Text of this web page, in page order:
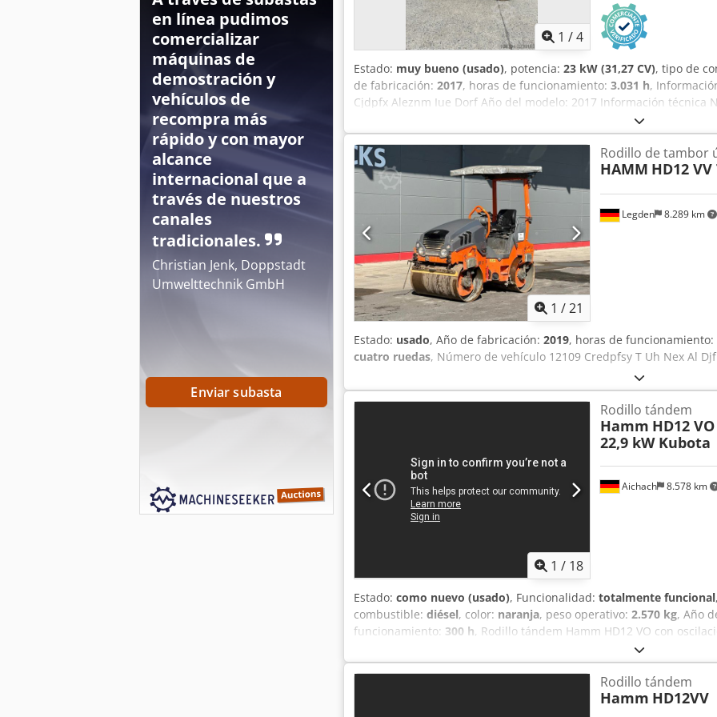
en línea pudimos
comercializar
máquinas de
demostración y
vehículos de
recompra más
rápido y con mayor
alcance
internacional que a
través de nuestros
canales
tradicionales.
Christian Jenk, Doppstadt
Umwelttechnik GmbH
Enviar subasta
1 /4
Estado: muy bueno (usado), potencia: 23 kW (31,27 CV), tipo de
de fabricación: 2017, horas de funcionamiento: 3.031 h,
Cjdpfx Aleznm Iue Dorf Año del modelo: 2017 Información técnica
a las ruedas Peso en vacío: 2.695 kg Características funcionales
Estado Estado técnico: muy bueno Estado estético: bueno
Información adicional Póngase en contacto con Ernst van Hek
1 /21
Legden 8.289 km
Rodillo de tambor
HAMM HD12
Estado: usado, Año de fabricación: 2019, horas de funcionamiento:
cuatro ruedas, Número de vehículo 12109 Credpfsy T Uh Nex Al
1 / 18
Aichach 8.578 km
Rodillo tándem
Hamm HD12
22,9 kW Kubota
Estado: como nuevo (usado), Funcionalidad: totalmente funcional
combustible: diésel, color: naranja, peso operativo: 2.570 kg, Año
funcionamiento: 300 h, Rodillo tándem Hamm HD12 VO con
Alszhklde Djrf 300 horas de uso Motor Kubota de 22,9 kW Peso:
¡ESTADO COMO NUEVO!
Rodillo tándem
Hamm HD12VV